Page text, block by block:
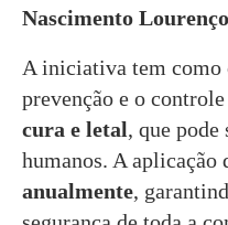
Nascimento
A iniciativa tem
prevenção e o controle
cura e letal, que pode
humanos. A aplicação
anualmente,